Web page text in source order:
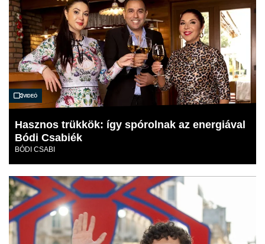
Videó
Hasznos trükkök: így spórolnak az energiával
Bódi Csabiék
BÓDI CSABI